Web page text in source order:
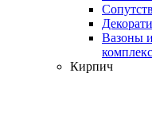
Вазоны
Кирпич